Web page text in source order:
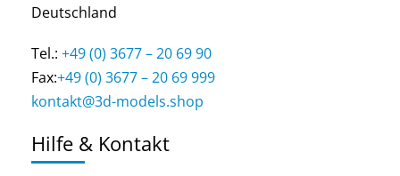
Deutschland
Tel.: +49 (0) 3677 – 20 69 90
Fax:+49 (0) 3677 – 20 69 999
kontakt@3d-models.shop
Hilfe & Kontakt